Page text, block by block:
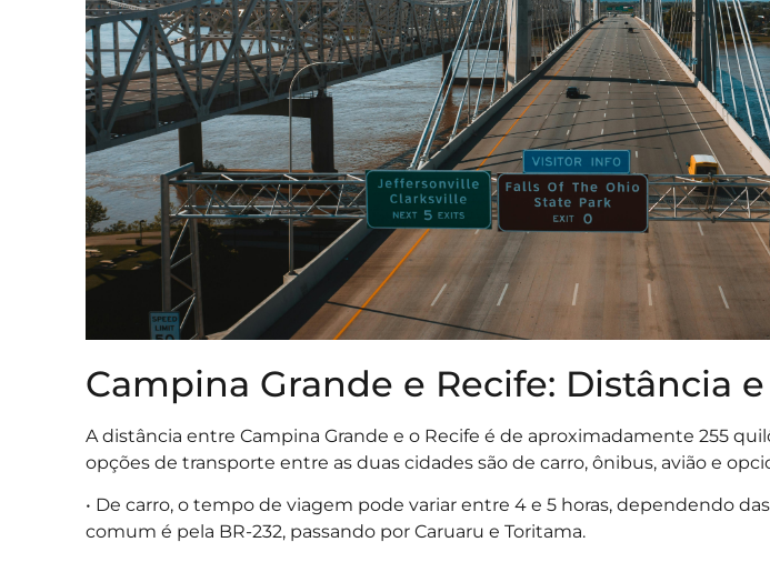
Campina Grande e Recife: Distância
A distância entre Campina Grande e o Recife é de aproximadamente 255
opções de transporte entre as duas cidades são de carro, ônibus, avião e
• De carro, o tempo de viagem pode variar entre 4 e 5 horas, dependendo
comum é pela BR-232, passando por Caruaru e Toritama.